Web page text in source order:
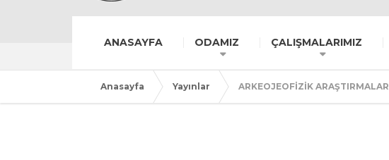
ANASAYFA ODAMIZ ÇALIŞMALARIMIZ
Anasayfa Yayınlar ARKEOJEOFİZİK ARAŞTIRMALAR